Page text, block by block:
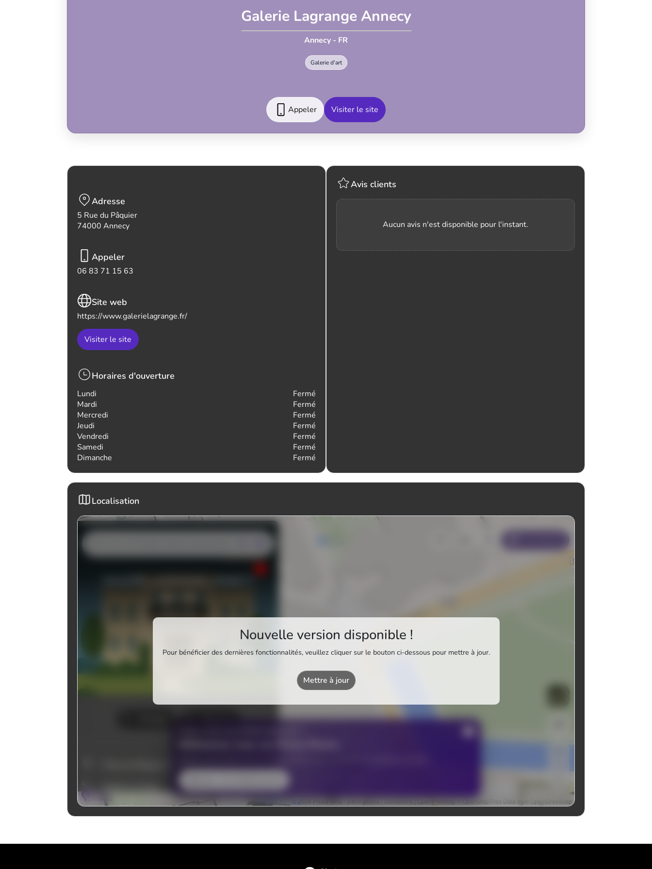
Galerie Lagrange Annecy
Annecy - FR
Galerie d'art
Appeler Visiter le site
Adresse
5 Rue du Pâquier
74000 Annecy
Appeler
06 83 71 15 63
Site web
https://www.galerielagrange.fr/
Visiter le site
Horaires d'ouverture
Lundi
Fermé
Mardi
Fermé
Mercredi
Fermé
Jeudi
Fermé
Vendredi
Fermé
Samedi
Fermé
Dimanche
Fermé
Avis clients
Aucun avis n'est disponible pour l'instant.
Localisation